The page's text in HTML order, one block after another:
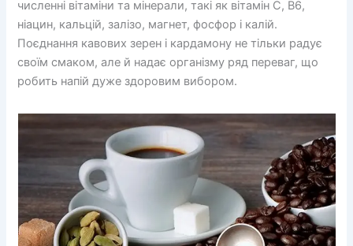
численні вітаміни та мінерали, такі як вітамін С, В6,
ніацин, кальцій, залізо, магнет, фосфор і калій.
Поєднання кавових зерен і кардамону не тільки радує
своїм смаком, але й надає організму ряд переваг, що
робить напій дуже здоровим вибором.